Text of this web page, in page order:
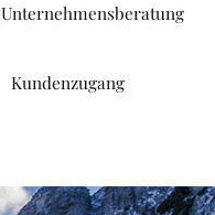
Unternehmensberatung
Kundenzugang